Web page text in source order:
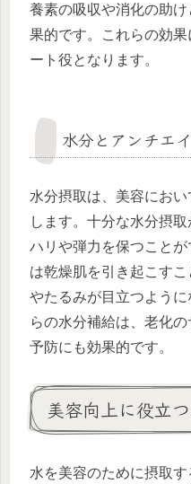
養素の吸収や消化の助
果的です。これらの効
ート役となります。
水分とアンチエ
水分摂取は、美容にお
します。十分な水分摂
ハリや弾力を保つこと
は乾燥肌を引き起こす
やたるみが目立つよう
らの水分補給は、老化
予防にも効果的です。
美容向上に役立
水を美容のために摂取